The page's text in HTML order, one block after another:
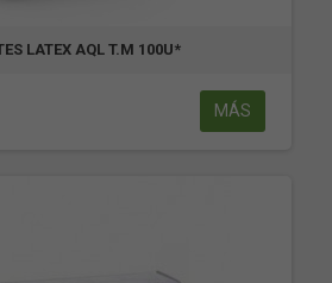
LATEX AQL T.M 100U*
MÁS